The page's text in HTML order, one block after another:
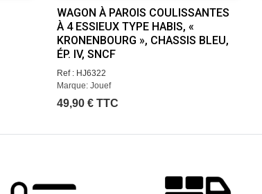
WAGON À PAROIS COULISSANTES
À 4 ESSIEUX TYPE HABIS, «
KRONENBOURG », CHASSIS BLEU,
ÉP. IV, SNCF
Ref : HJ6322
Marque: Jouef
49,90 € TTC